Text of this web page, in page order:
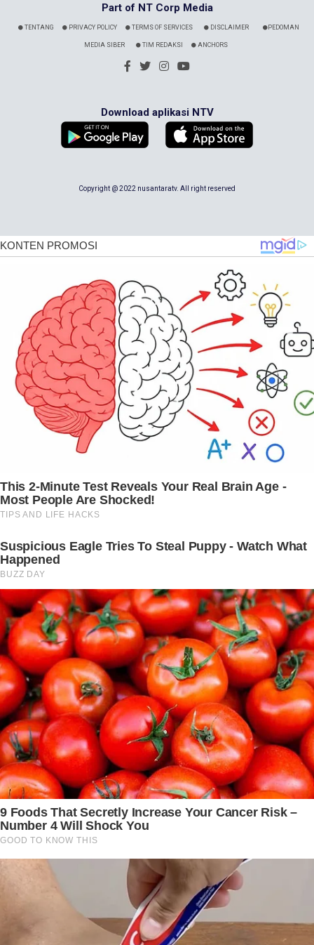
Part of NT Corp Media
TENTANG PRIVACY POLICY TERMS OF SERVICES DISCLAIMER PEDOMAN
MEDIA SIBER TIM REDAKSI ANCHORS
Download aplikasi NTV
Copyright @ 2022 nusantaratv. All right reserved